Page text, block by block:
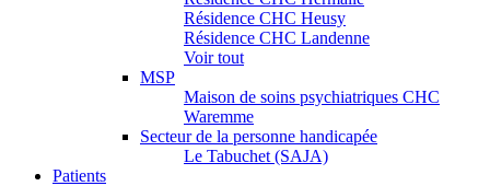
Résidence CHC Heusy
Résidence CHC Landenne
Voir tout
MSP
Maison de soins psychiatriques CHC
Waremme
Secteur de la personne handicapée
Le Tabuchet (SAJA)
Patients